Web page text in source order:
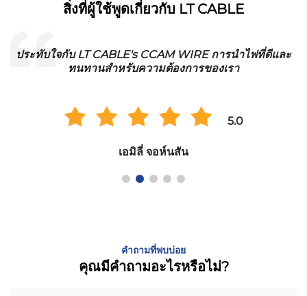
สิ่งที่ผู้ใช้พูดเกี่ยวกับ LT CABLE
ประทับใจกับ LT CABLE's CCAM WIRE การนําไฟที่ดีและ
ทนทานสําหรับความต้องการของเรา
5.0
เอมิลี่ จอห์นสัน
คำถามที่พบบ่อย
คุณมีคำถามอะไรหรือไม่?